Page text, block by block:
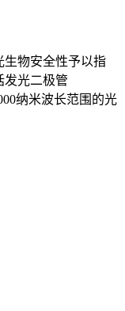
生物安全性予以指
发光二极管
纳米波长范围的光